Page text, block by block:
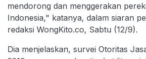
mendorong dan menggerakan
Indonesia," katanya, dalam siaran
redaksi WongKito.co, Sabtu (12/9).
Dia menjelaskan, survei Otoritas